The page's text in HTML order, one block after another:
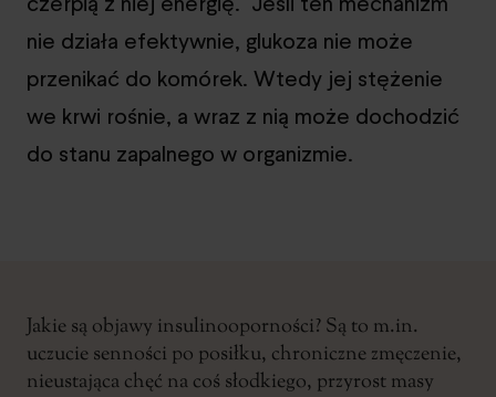
nie działa efektywnie, glukoza nie może
przenikać do komórek. Wtedy jej stężenie
we krwi rośnie, a wraz z nią może dochodzić
do stanu zapalnego w organizmie.
Jakie są objawy insulinooporności? Są to m.in.
uczucie senności po posiłku, chroniczne zmęczenie,
nieustająca chęć na coś słodkiego, przyrost masy